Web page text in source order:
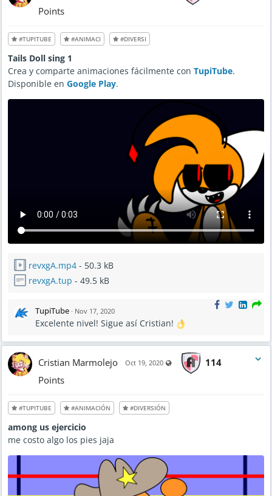
Points
#TUPITUBE #ANIMACI #DIVERSI
Tails Doll sing 1
Crea y comparte animaciones fácilmente con TupiTube.
Disponible en Google Play.
revxgA.mp4 - 50.3 kB
revxgA.tup - 49.5 kB
TupiTube · Nov 17, 2020
Excelente nivel! Sigue así Cristian!
Cristian Marmolejo Oct 19, 2020 Visible also to unregistered
114
Points
#TUPITUBE #ANIMACIÓN #DIVERSIÓN
among us ejercicio
me costo algo los pies jaja